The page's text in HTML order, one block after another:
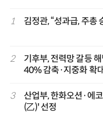
1 김정관, “성과급, 주총
2
기후부, 전력망 갈등
40% 감축·지중화 확
3
산업부, 한화오션·에
(乙)' 선정